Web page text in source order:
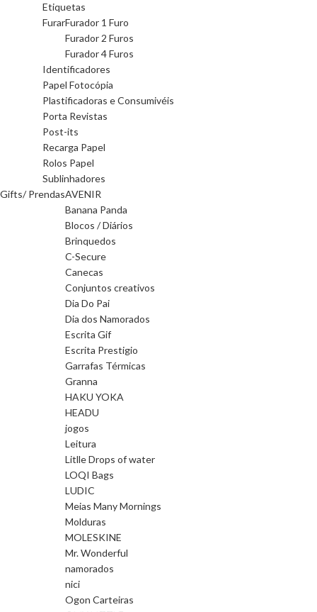
Etiquetas
FurarFurador 1 Furo
Furador 2 Furos
Furador 4 Furos
Identificadores
Papel Fotocópia
Plastificadoras e Consumivéis
Porta Revistas
Post-its
Recarga Papel
Rolos Papel
Sublinhadores
Gifts/ PrendasAVENIR
Banana Panda
Blocos / Diários
Brinquedos
C-Secure
Canecas
Conjuntos creativos
Dia Do Pai
Dia dos Namorados
Escrita Gif
Escrita Prestigio
Garrafas Térmicas
Granna
HAKU YOKA
HEADU
jogos
Leitura
Litlle Drops of water
LOQI Bags
LUDIC
Meias Many Mornings
Molduras
MOLESKINE
Mr. Wonderful
namorados
nici
Ogon Carteiras